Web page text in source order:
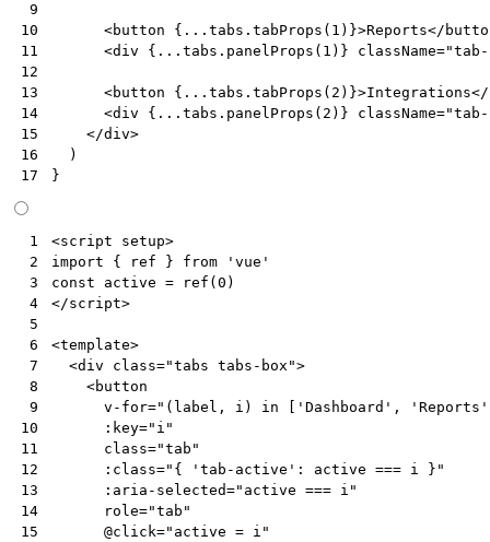
9
10
11
12
13
14
15
16
17
<button { ...tabs.tabProps ( 1 ) }>Reports</
<div { ...tabs.panelProps ( 1 ) } className=
<button { ...tabs.tabProps ( 2 ) }>Integrations</
<div { ...tabs.panelProps ( 2 ) } className=
</div>
)
}
1
2
3
4
5
6
7
8
9
10
11
12
13
14
15
<script setup>
import
{ ref } from
'vue'
const
active = ref ( 0 )
</script>
<template>
<div class="tabs tabs-box">
<button
v-for="(label, i) in ['Dashboard',
:key="i"
class="tab"
:class="{ 'tab-active': active === i }"
:aria-selected="active === i"
role="tab"
@click="active = i"